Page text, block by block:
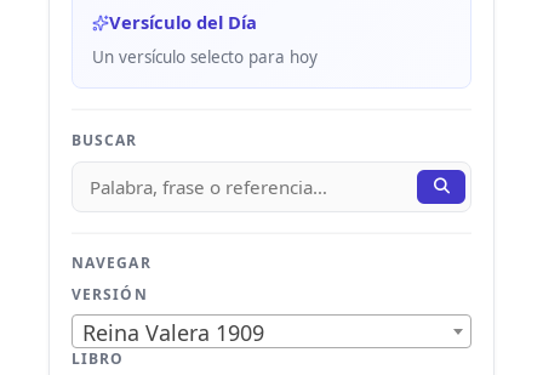
Versículo del Día
Un versículo selecto para hoy
BUSCAR
NAVEGAR
VERSIÓN
Reina Valera 1909
LIBRO